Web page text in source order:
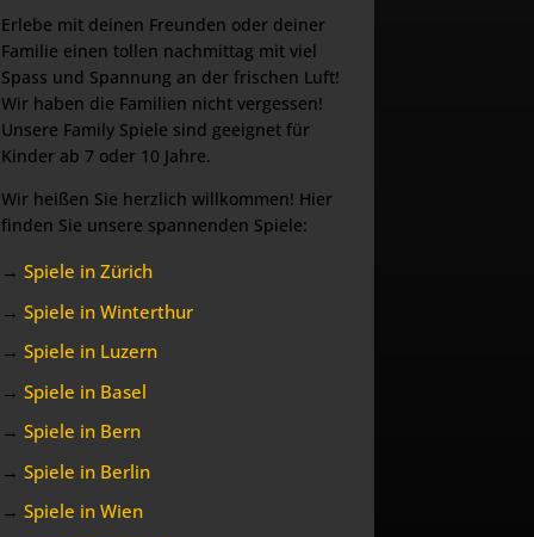
Erlebe mit deinen Freunden oder deiner
Familie einen tollen nachmittag mit viel
Spass und Spannung an der frischen Luft!
Wir haben die Familien nicht vergessen!
Unsere Family Spiele sind geeignet für
Kinder ab 7 oder 10 Jahre.
Wir heißen Sie herzlich willkommen! Hier
finden Sie unsere spannenden Spiele:
→ Spiele in Zürich
→ Spiele in Winterthur
→ Spiele in Luzern
→ Spiele in Basel
→ Spiele in Bern
→ Spiele in Berlin
→ Spiele in Wien